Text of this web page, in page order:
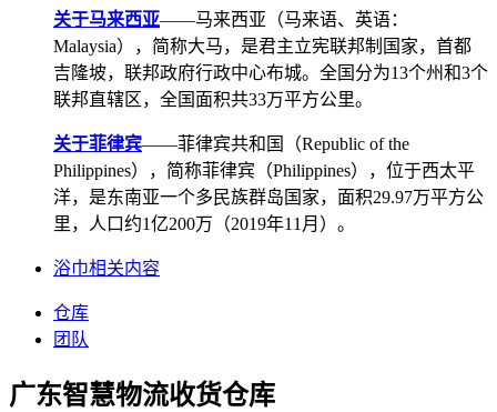
关于马来西亚——马来西亚（马来语、英语：
Malaysia），简称大马，是君主立宪联邦制国家，首都
吉隆坡，联邦政府行政中心布城。全国分为13个州和3个
联邦直辖区，全国面积共33万平方公里。
关于菲律宾——菲律宾共和国（Republic of the
Philippines），简称菲律宾（Philippines），位于西太平
洋，是东南亚一个多民族群岛国家，面积29.97万平方公
里，人口约1亿200万（2019年11月）。
浴巾相关内容
仓库
团队
广东智慧物流收货仓库